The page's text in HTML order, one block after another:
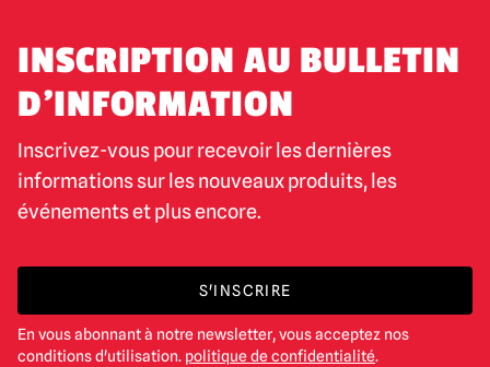
INSCRIPTION AU BULLETIN
D'INFORMATION
Inscrivez-vous pour recevoir les dernières
informations sur les nouveaux produits, les
événements et plus encore.
S'INSCRIRE
En vous abonnant à notre newsletter, vous acceptez nos
conditions d'utilisation. politique de confidentialité.